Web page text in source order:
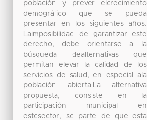
población y prever elcrecimiento
demográfico que se pueda
presentar en los siguientes años.
Laimposibilidad de garantizar este
derecho, debe orientarse a la
búsqueda dealternativas que
permitan elevar la calidad de los
servicios de salud, en especial ala
población abierta.La alternativa
propuesta, consiste en la
participación municipal en
estesector, se parte de que esta